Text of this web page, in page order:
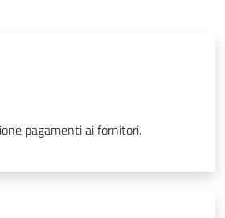
pagamenti ai fornitori.